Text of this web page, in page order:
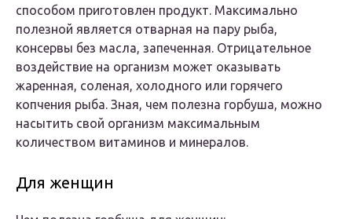
способом приготовлен продукт. Максимально
полезной является отварная на пару рыба,
консервы без масла, запеченная. Отрицательное
воздействие на организм может оказывать
жаренная, соленая, холодного или горячего
копчения рыба. Зная, чем полезна горбуша, можно
насытить свой организм максимальным
количеством витаминов и минералов.
Для женщин